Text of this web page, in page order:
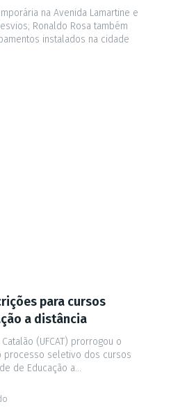
na Avenida Lamartine e
Ronaldo Rosa também
instalados na cidade
para cursos
a distância
(UFCAT) prorrogou o
processo seletivo dos cursos
de Educação a...